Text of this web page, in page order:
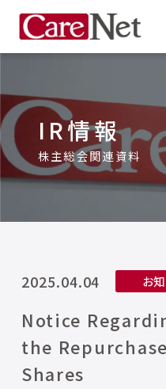
IR情報
株主総会関連資料
2025.04.04 お
Notice
the
Shares